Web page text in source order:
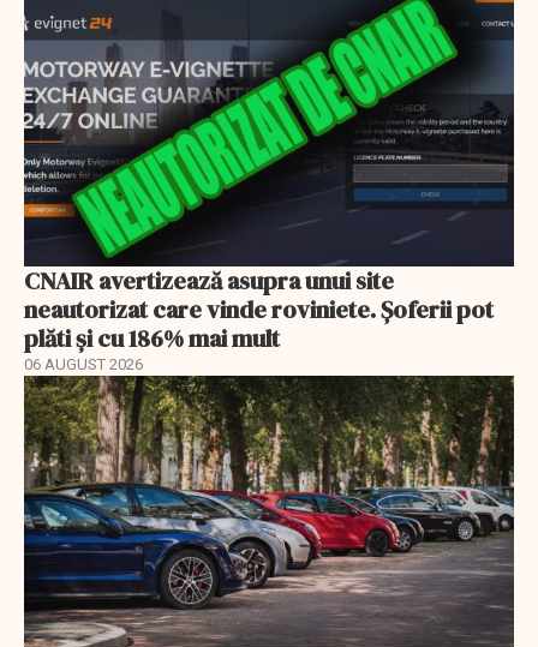
CNAIR avertizează asupra unui site
neautorizat care vinde roviniete. Șoferii pot
plăti și cu 186% mai mult
06 AUGUST 2026